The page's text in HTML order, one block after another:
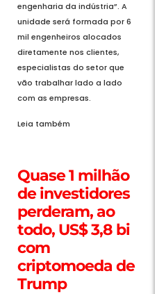
engenharia da indústria”. A
unidade será formada por 6
mil engenheiros alocados
diretamente nos clientes,
especialistas do setor que
vão trabalhar lado a lado
com as empresas.
Leia também
Quase 1 milhão
de investidores
perderam, ao
todo, US$ 3,8 bi
com
criptomoeda de
Trump